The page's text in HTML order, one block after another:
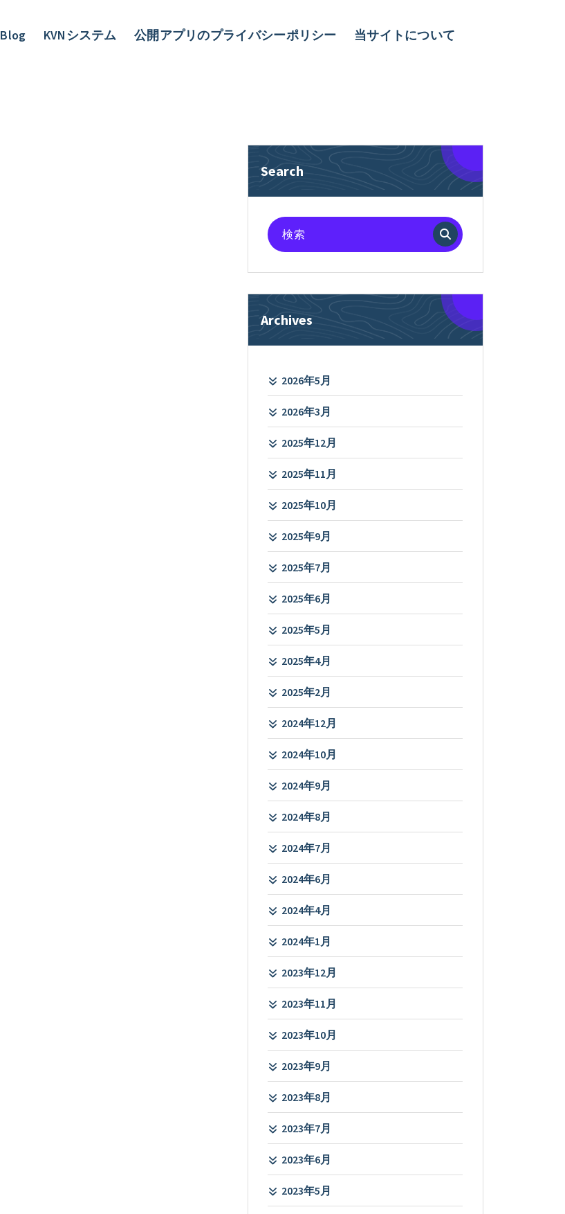
Blog KVNシステム 公開アプリのプライバシーポリシー 当サイトについて
Search
検
索
象:
Archives
2026年5月
2026年3月
2025年12月
2025年11月
2025年10月
2025年9月
2025年7月
2025年6月
2025年5月
2025年4月
2025年2月
2024年12月
2024年10月
2024年9月
2024年8月
2024年7月
2024年6月
2024年4月
2024年1月
2023年12月
2023年11月
2023年10月
2023年9月
2023年8月
2023年7月
2023年6月
2023年5月